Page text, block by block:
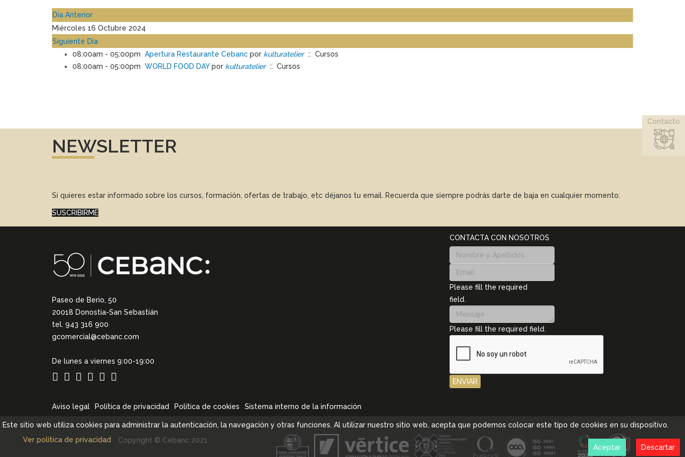
Día Anterior
Miércoles 16 Octubre 2024
Siguiente Día
08:00am - 05:00pm Apertura Restaurante Cebanc por kulturatelier:: Cursos
08:00am - 05:00pm WORLD FOOD DAYpor kulturatelier:: Cursos
NEWSLETTER
Si quieres estar informado sobre los cursos, formación, ofertas de trabajo, etc déjanos tu email. Recuerda que siempre podrás darte de baja en cualquier momento.
SUSCRIBIRME
Paseo de Berio, 50
20018 Donostia-San Sebastián
tel. 943 316 900
gcomercial@cebanc.com
De lunes a viernes 9:00-19:00
Aviso legal Política de privacidad Política de cookies Sistema interno de la información
CONTACTA CON NOSOTROS
Please fill the required
field.
Please fill the required field.
ENVIAR
Contacto
Copyright © Cebanc 2021
Este sitio web utiliza cookies para administrar la autenticación, la navegación y otras funciones. Al utilizar nuestro sitio web, acepta que podemos colocar este tipo de cookies en su dispositivo.
Ver política de privacidad
Descartar
Aceptar